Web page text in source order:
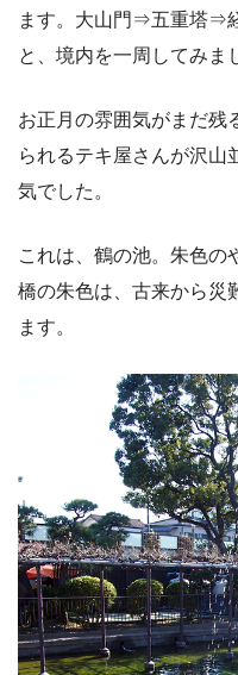
ます。大山門⇒五重塔
と、境内を一周してみま
お正月の雰囲気がまだ残
られるテキ屋さんが沢山
気でした。
これは、鶴の池。朱色の
橋の朱色は、古来から災
ます。